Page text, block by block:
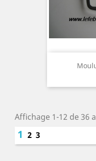
Affichage 1-12 de 36
1 2 3